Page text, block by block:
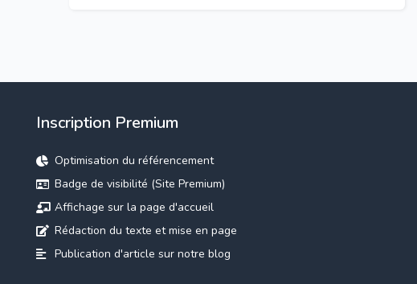
Inscription Premium
Optimisation du référencement
Badge de visibilité (Site Premium)
Affichage sur la page d'accueil
Rédaction du texte et mise en page
Publication d'article sur notre blog